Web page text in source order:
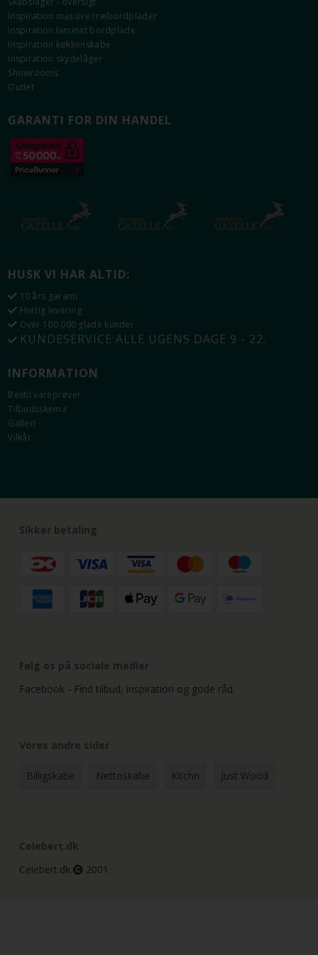
Information om Plano Hvid
Fronter i 16 mm tyk plade med slagfast
melaminbelægning.
Solid 0,8 mm ABS kant.
Vejledende NCS-kode: S0603-G40Y*
* Den angivne NCS-kode er vejledende, baseret på
målinger med Flügger Colourpin.
Inspiration massive træbordplader
Inspiration laminat bordplade
Inspiration køkkenskabe
Inspiration skydelåger
Showrooms
Outlet
GARANTI FOR DIN HANDEL
HUSK VI HAR ALTID:
10 års garanti
Hurtig levering
Over 100.000 glade kunder
KUNDESERVICE ALLE UGENS DAGE 9 - 22.
INFORMATION
Bestil vareprøver
Tilbudsskema
Galleri
Vilkår
Sikker betaling
Følg os på sociale medier
Facebook - Find tilbud, inspiration og gode råd.
Vores andre sider
Billigskabe Nettoskabe Kitchn Just Wood
Celebert.dk
Celebert.dk
2001